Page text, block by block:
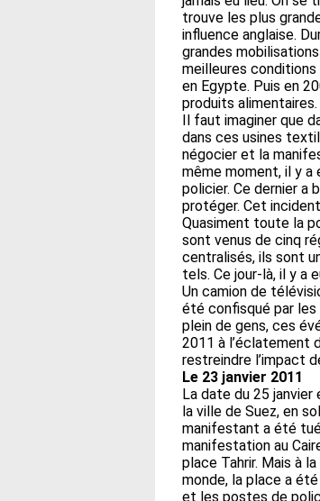
trouve les plus
influence anglaise.
grandes
meilleures conditions
en Egypte. Puis en
produits
Il faut imaginer que
dans ces usines
négocier et la
même moment, il y a
policier. Ce dernier a
protéger. Cet
Quasiment toute la
sont venus de cinq
centralisés, ils sont
tels. Ce jour-là, il y a
Un camion de
été confisqué par
plein de gens, ces
2011 à l’éclatement
restreindre l’impact
Le 23 janvier 2011
La date du 25 janvier
la ville de Suez, en
manifestant a été
manifestation au
place Tahrir. Mais à
monde, la place a
et les postes de